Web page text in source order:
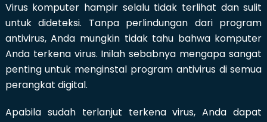
Virus komputer hampir selalu tidak terlihat dan sulit
untuk dideteksi. Tanpa perlindungan dari program
antivirus, Anda mungkin tidak tahu bahwa komputer
Anda terkena virus. Inilah sebabnya mengapa sangat
penting untuk menginstal program antivirus di semua
perangkat digital.
Apabila sudah terlanjut terkena virus, Anda dapat